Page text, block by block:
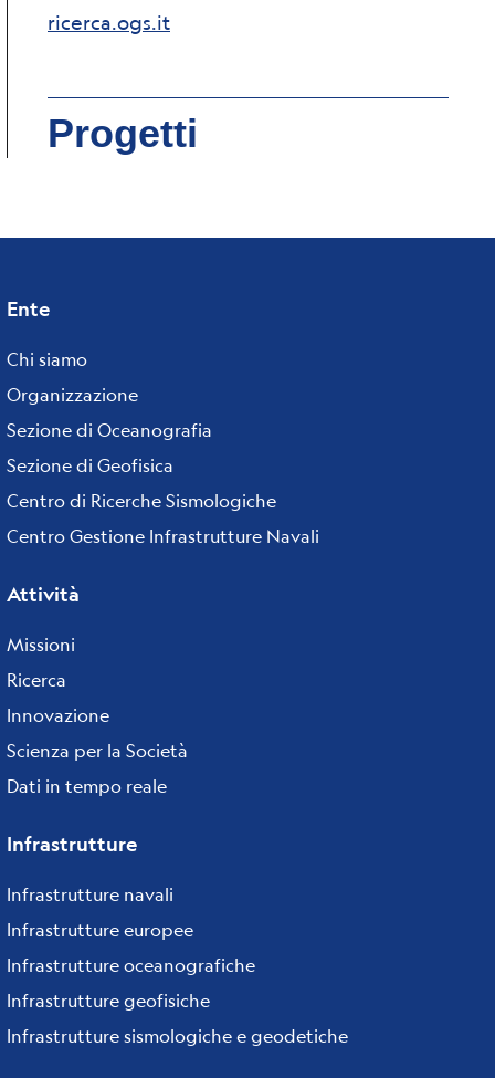
ricerca.ogs.it
Progetti
Footer
menu
Ente
Chi siamo
Organizzazione
Sezione di Oceanografia
Sezione di Geofisica
Centro di Ricerche Sismologiche
Centro Gestione Infrastrutture Navali
Attività
Missioni
Ricerca
Innovazione
Scienza per la Società
Dati in tempo reale
Infrastrutture
Infrastrutture navali
Infrastrutture europee
Infrastrutture oceanografiche
Infrastrutture geofisiche
Infrastrutture sismologiche e geodetiche